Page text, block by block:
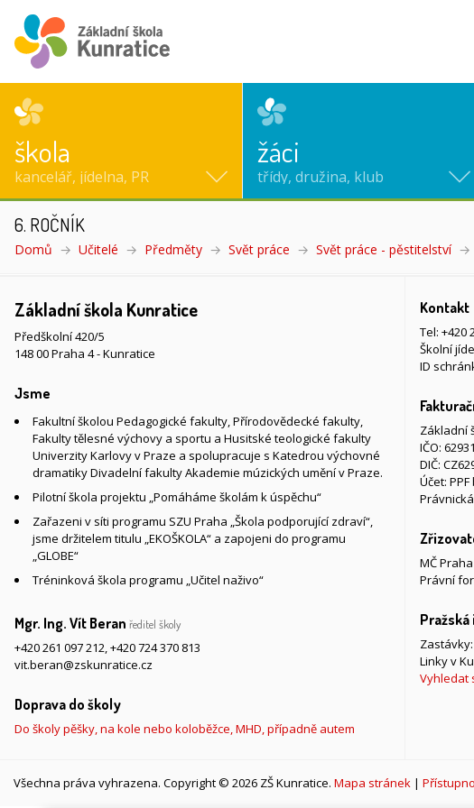
škola
kancelář, jídelna, PR
žáci
třídy, družina, klub
6. ROČNÍK
Domů Učitelé Předměty Svět práce Svět práce - pěstitelství
Základní škola Kunratice
Předškolní 420/5
148 00 Praha 4 - Kunratice
Jsme
Fakultní školou Pedagogické fakulty, Přírodovědecké fakulty,
Fakulty tělesné výchovy a sportu a Husitské teologické fakulty
Univerzity Karlovy v Praze a spolupracuje s Katedrou výchovné
dramatiky Divadelní fakulty Akademie múzických umění v Praze.
Pilotní škola projektu „Pomáháme školám k úspěchu“
Zařazeni v síti programu SZU Praha „Škola podporující zdraví“,
jsme držitelem titulu „EKOŠKOLA“ a zapojeni do programu
„GLOBE“
Tréninková škola programu „Učitel naživo“
Mgr. Ing. Vít Beran ředitel školy
+420 261 097 212,+420 724 370 813
vit.beran@zskunratice.cz
Doprava do školy
Do školy pěšky, na kole nebo koloběžce, MHD, případně autem
Kontakt
Tel: +420
Školní
ID
Základní
IČO:
DIČ:
Účet:
MČ
Právní
Zastávky:
Linky v
Vyhledat
Všechna práva vyhrazena. Copyright © 2026 ZŠ Kunratice. Mapa stránek |